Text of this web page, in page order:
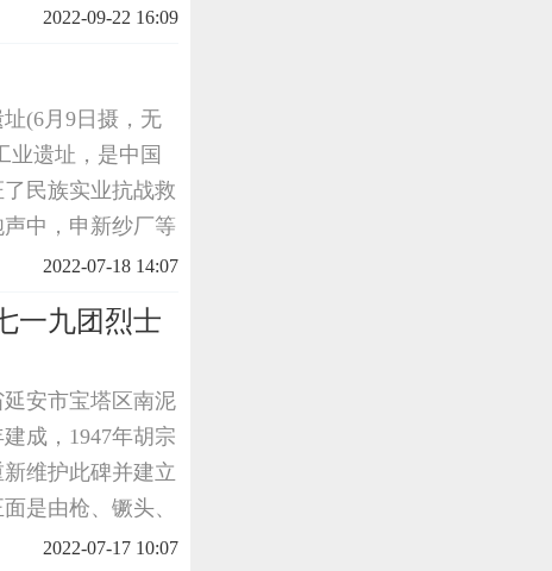
年扩建为红军大
2022-09-22 16:09
(6月9日摄，无
业遗址，是中国
民族实业抗战救
中，申新纱厂等
被日军轰炸摧毁，
2022-07-18 14:07
一九团烈士
安市宝塔区南泥
成，1947年胡宗
维护此碑并建立
是由枪、镢头、
着一把镢头一把
2022-07-17 10:07